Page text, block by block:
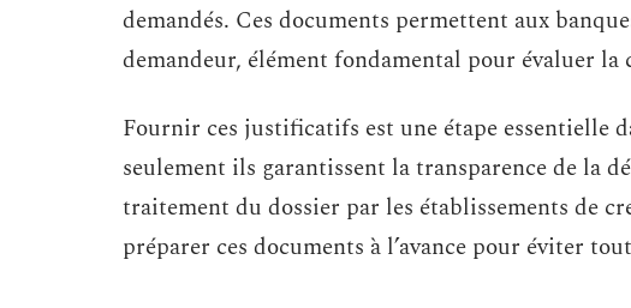
demandés. Ces documents permettent aux
demandeur, élément fondamental pour évaluer la
Fournir ces justificatifs est une étape essentielle
seulement ils garantissent la transparence de la
traitement du dossier par les établissements de
préparer ces documents à l’avance pour éviter